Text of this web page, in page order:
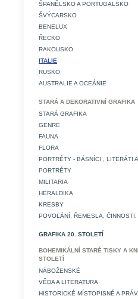
ŠPANĚLSKO A PORTUGALSKO
ŠVÝCARSKO
BENELUX
ŘECKO
RAKOUSKO
ITALIE
RUSKO
AUSTRALIE A OCEÁNIE
STARÁ A DEKORATIVNÍ GRAFIKA
STARÁ GRAFIKA
GENRE
FAUNA
FLORA
PORTRÉTY - BÁSNÍCI , LITERÁTI
PORTRÉTY
MILITARIA
HERALDIKA
KRESBY
POVOLÁNÍ, ŘEMESLA, ČINNOSTI.
GRAFIKA 20. STOLETÍ
BOHEMIKÁLNÍ STARÉ TISKY A
STOLETÍ
NÁBOŽENSKÉ
VĚDA A LITERATURA
HISTORICKÉ MÍSTOPISNÉ A